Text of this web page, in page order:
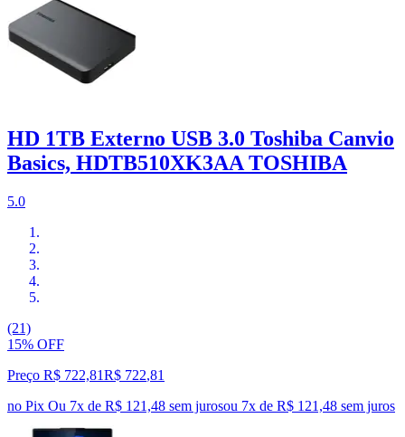
HD 1TB Externo USB 3.0 Toshiba Canvio
Basics, HDTB510XK3AA TOSHIBA
5.0
(21)
15% OFF
Preço R$ 722,81R$ 722,81
no Pix Ou 7x de R$ 121,48 sem jurosou 7x de R$ 121,48 sem juros